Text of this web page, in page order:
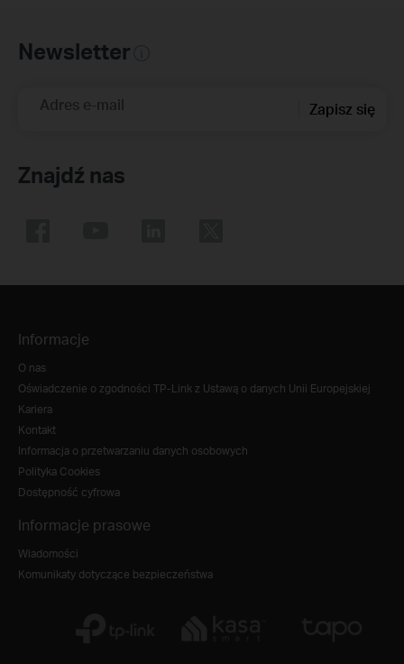
Newsletter
Adres e-mail Zapisz się
Znajdź nas
Informacje
O nas
Oświadczenie o zgodności TP-Link z Ustawą o danych Unii Europejskiej
Kariera
Kontakt
Informacja o przetwarzaniu danych osobowych
Polityka Cookies
Dostępność cyfrowa
Informacje prasowe
Wiadomości
Komunikaty dotyczące bezpieczeństwa